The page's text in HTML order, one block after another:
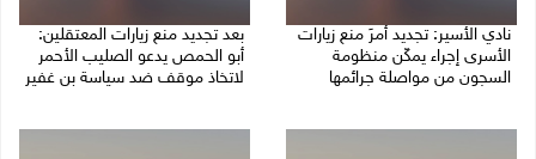
نادي الأسير: تجديد أمرَ منع زيارات
الأسرى إجراء يمكّن منظومة
السجون من مواصلة جرائمها
بعد تجديد منع زيارات المعتقلين:
أبو الحمص يدعو الصليب الأحمر
لاتخاذ موقف ضد سياسة بن غفير